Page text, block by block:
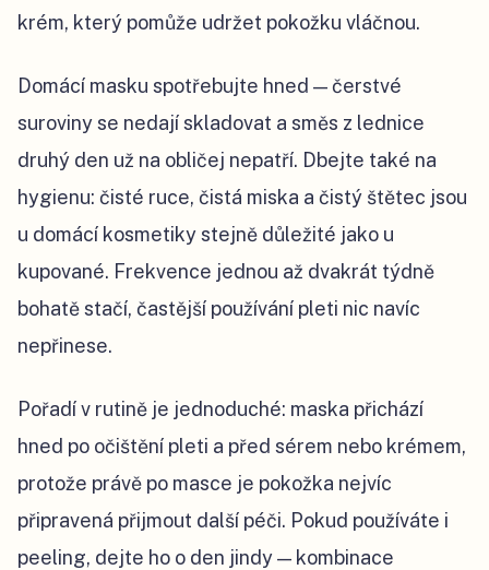
krém, který pomůže udržet pokožku vláčnou.
Domácí masku spotřebujte hned — čerstvé
suroviny se nedají skladovat a směs z lednice
druhý den už na obličej nepatří. Dbejte také na
hygienu: čisté ruce, čistá miska a čistý štětec jsou
u domácí kosmetiky stejně důležité jako u
kupované. Frekvence jednou až dvakrát týdně
bohatě stačí, častější používání pleti nic navíc
nepřinese.
Pořadí v rutině je jednoduché: maska přichází
hned po očištění pleti a před sérem nebo krémem,
protože právě po masce je pokožka nejvíc
připravená přijmout další péči. Pokud používáte i
peeling, dejte ho o den jindy — kombinace